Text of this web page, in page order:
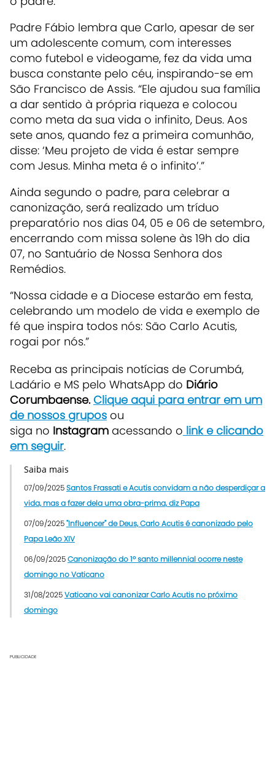
Padre Fábio lembra que Carlo, apesar de ser
um adolescente comum, com interesses
como futebol e videogame, fez da vida uma
busca constante pelo céu, inspirando-se em
São Francisco de Assis. “Ele ajudou sua família
a dar sentido à própria riqueza e colocou
como meta da sua vida o infinito, Deus. Aos
sete anos, quando fez a primeira comunhão,
disse: ‘Meu projeto de vida é estar sempre
com Jesus. Minha meta é o infinito’.”
Ainda segundo o padre, para celebrar a
canonização, será realizado um tríduo
preparatório nos dias 04, 05 e 06 de setembro,
encerrando com missa solene às 19h do dia
07, no Santuário de Nossa Senhora dos
Remédios.
“Nossa cidade e a Diocese estarão em festa,
celebrando um modelo de vida e exemplo de
fé que inspira todos nós: São Carlo Acutis,
rogai por nós.”
Receba as principais notícias de Corumbá,
Ladário e MS pelo WhatsApp do Diário
Corumbaense.Clique aqui para entrar em um
de nossos grupos ou
siga no Instagram acessando o link e clicando
em seguir.
Saiba mais
07/09/2025Santos Frassati e Acutis convidam a não desperdiçar a
vida, mas a fazer dela uma obra-prima, diz Papa
07/09/2025"Influencer" de Deus, Carlo Acutis é canonizado pelo
Papa Leão XIV
06/09/2025Canonização do 1º santo millennial ocorre neste
domingo no Vaticano
31/08/2025Vaticano vai canonizar Carlo Acutis no próximo
domingo
PUBLICIDADE